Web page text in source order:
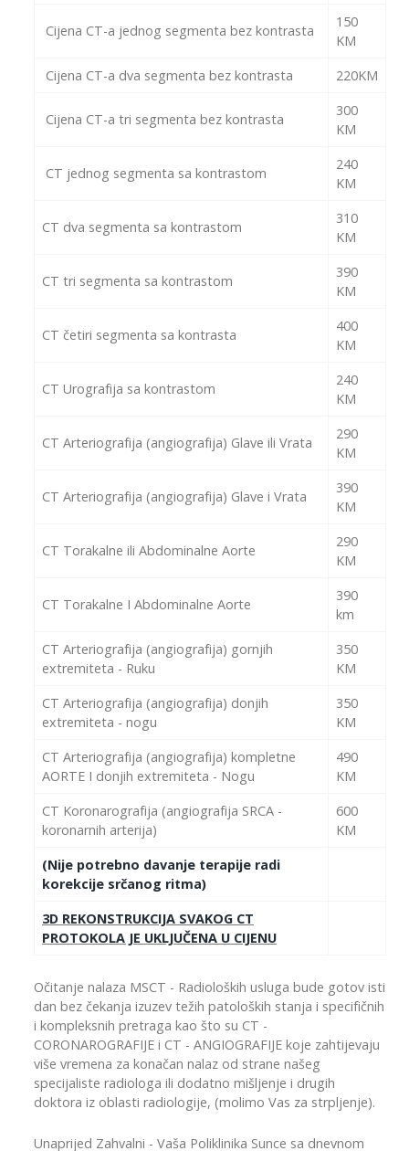
Cijena CT-a jednog segmenta bez kontrasta
150
KM
Cijena CT-a dva segmenta bez kontrasta
220KM
Cijena CT-a tri segmenta bez kontrasta
300
KM
CT jednog segmenta sa kontrastom
240
KM
CT dva segmenta sa kontrastom
310
KM
CT tri segmenta sa kontrastom
390
KM
CT četiri segmenta sa kontrasta
400
KM
CT Urografija sa kontrastom
240
KM
CT Arteriografija (angiografija) Glave ili Vrata
290
KM
CT Arteriografija (angiografija) Glave i Vrata
390
KM
CT Torakalne ili Abdominalne Aorte
290
KM
CT Torakalne I Abdominalne Aorte
390
km
CT Arteriografija (angiografija) gornjih
extremiteta - Ruku
350
KM
CT Arteriografija (angiografija) donjih
extremiteta - nogu
350
KM
CT Arteriografija (angiografija) kompletne
AORTE I donjih extremiteta - Nogu
490
KM
CT Koronarografija (angiografija SRCA -
koronarnih arterija)
600
KM
(Nije potrebno davanje terapije radi
korekcije srčanog ritma)
3D REKONSTRUKCIJA SVAKOG CT
PROTOKOLA JE UKLJUČENA U CIJENU
Očitanje nalaza MSCT - Radioloških usluga bude gotov isti
dan bez čekanja izuzev težih patoloških stanja i specifičnih
i kompleksnih pretraga kao što su CT -
CORONAROGRAFIJE i CT - ANGIOGRAFIJE koje zahtijevaju
više vremena za konačan nalaz od strane našeg
specijaliste radiologa ili dodatno mišljenje i drugih
doktora iz oblasti radiologije, (molimo Vas za strpljenje).
Unaprijed Zahvalni - Vaša Poliklinika Sunce sa dnevnom